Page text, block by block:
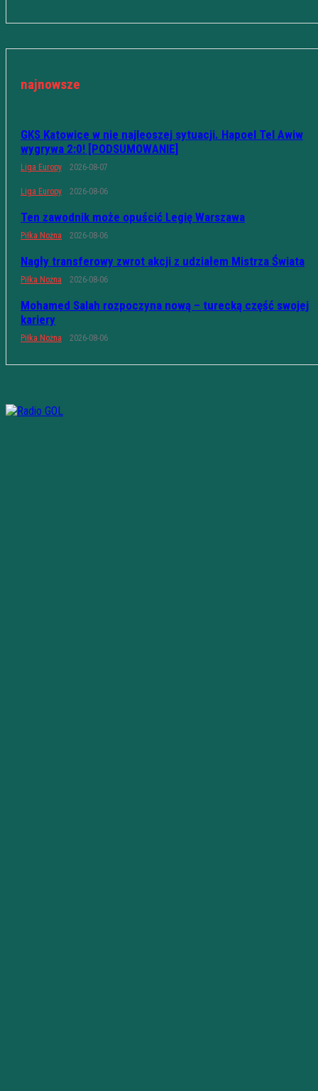
najnowsze
GKS Katowice w nie najleoszej sytuacji. Hapoel Tel Awiw
wygrywa 2:0! [PODSUMOWANIE]
Liga Europy 2026-08-07
Liga Europy 2026-08-06
Ten zawodnik może opuścić Legię Warszawa
Piłka Nożna 2026-08-06
Nagły transferowy zwrot akcji z udziałem Mistrza Świata
Piłka Nożna 2026-08-06
Mohamed Salah rozpoczyna nową – turecką część swojej
kariery
Piłka Nożna 2026-08-06